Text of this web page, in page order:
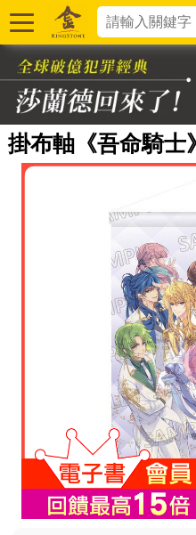
掛布軸《吾命騎士